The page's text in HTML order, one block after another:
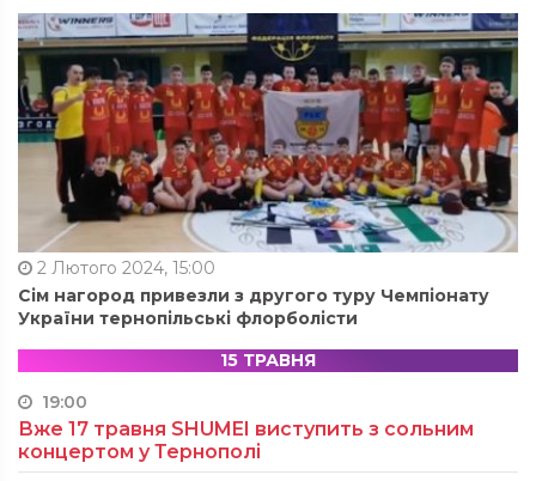
2 Лютого 2024, 15:00
Сім нагород привезли з другого туру Чемпіонату
України тернопільські флорболісти
15 ТРАВНЯ
19:00
Вже 17 травня SHUMEI виступить з сольним
концертом у Тернополі